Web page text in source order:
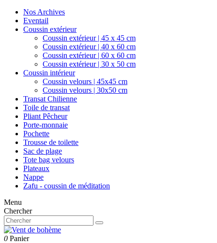
Nos Archives
Eventail
Coussin extérieur
Coussin extérieur | 45 x 45 cm
Coussin extérieur | 40 x 60 cm
Coussin extérieur | 60 x 60 cm
Coussin extérieur | 30 x 50 cm
Coussin intérieur
Coussin velours | 45x45 cm
Coussin velours | 30x50 cm
Transat Chilienne
Toile de transat
Pliant Pêcheur
Porte-monnaie
Pochette
Trousse de toilette
Sac de plage
Tote bag velours
Plateaux
Nappe
Zafu - coussin de méditation
Menu
Chercher
0 Panier